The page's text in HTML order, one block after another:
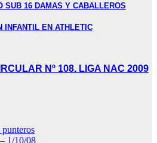
SUB 16 DAMAS Y CABALLEROS
INFANTIL EN ATHLETIC
Nº 108. LIGA NAC 2009
1/10/08